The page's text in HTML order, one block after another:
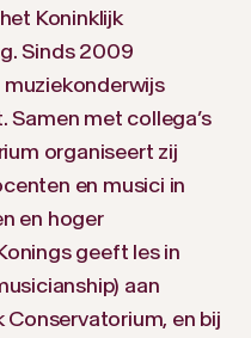
Koninklijk
Sinds 2009
muziekonderwijs
met collega’s
organiseert zij
en musici in
en hoger
geeft les in
aan
en bij